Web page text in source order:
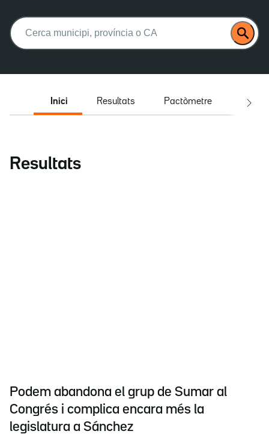
Buscar:
Inici Resultats Pactòmetre
Resultats
Podem abandona el grup de Sumar al
Congrés i complica encara més la
legislatura a Sánchez